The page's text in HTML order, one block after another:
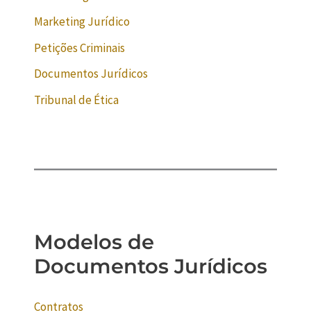
Marketing Jurídico
Petições Criminais
Documentos Jurídicos
Tribunal de Ética
Modelos de
Documentos Jurídicos
Contratos